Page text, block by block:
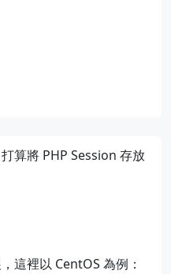
算將 PHP Session 存放
這裡以 CentOS 為例：